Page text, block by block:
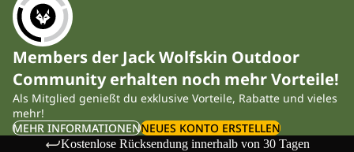
Members der Jack Wolfskin Outdoor
Community erhalten noch mehr Vorteile!
Als Mitglied genießt du exklusive Vorteile, Rabatte und vieles
mehr!
MEHR INFORMATIONENNEUES KONTO ERSTELLEN
Kostenlose Rücksendung innerhalb von 30 Tagen